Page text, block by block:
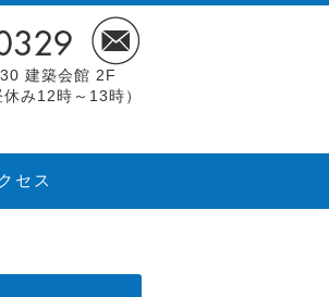
建築会館 2F
み12時～13時）
セス